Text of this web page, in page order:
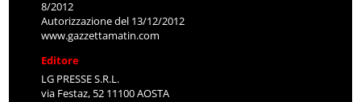
8/2012
Autorizzazione del 13/12/2012
www.gazzettamatin.com
Editore
LG PRESSE S.R.L.
via Festaz, 52 11100 AOSTA